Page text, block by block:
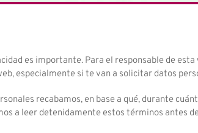
es importante. Para el responsable de
especialmente si te van a solicitar datos
recabamos, en base a qué, durante
a leer detenidamente estos términos antes